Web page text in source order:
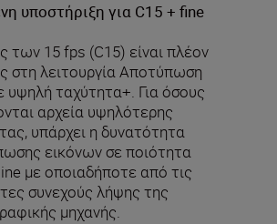
υποστήριξη για C15 + fine
των 15 fps (C15) είναι πλέον
στη λειτουργία Αποτύπωση
υψηλή ταχύτητα+. Για όσους
αρχεία υψηλότερης
υπάρχει η δυνατότητα
εικόνων σε ποιότητα
με οποιαδήποτε από τις
συνεχούς λήψης της
μηχανής.